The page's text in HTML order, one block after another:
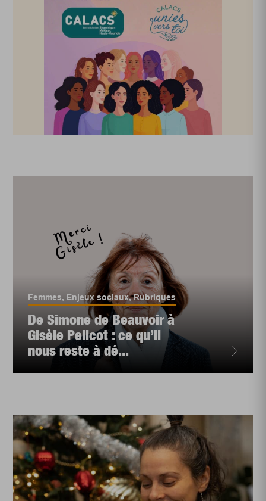
Femmes, Enjeux sociaux,Rubriques
De Simone de Beauvoir à
Gisèle Pelicot : ce qu’il
nous reste à dé...